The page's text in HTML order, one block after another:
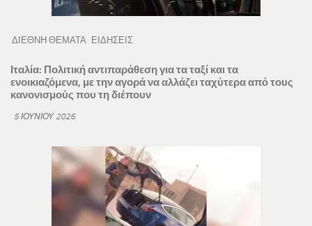
ΔΙΕΘΝΗ ΘΕΜΑΤΑ ΕΙΔΗΣΕΙΣ
Ιταλία: Πολιτική αντιπαράθεση για τα ταξί και τα
ενοικιαζόμενα, με την αγορά να αλλάζει ταχύτερα από τους
κανονισμούς που τη διέπουν
5 ΙΟΥΝΊΟΥ 2026